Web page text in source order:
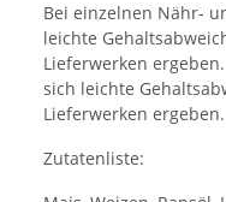
Bei einzelnen Nähr-
leichte
Lieferwerken
sich leichte
Lieferwerken ergeben.
Zutatenliste: